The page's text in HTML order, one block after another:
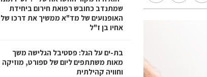
שמתנדב כחובש רפואת חירום ביחידת
האופנועים של מד"א ממשיך את דרכו של
אחיו בן ז"ל
בת-ים על הגל: פסטיבל הגלישה משך
מאות משתתפים ליום של ספורט, מוזיקה
וחוויה קהילתית